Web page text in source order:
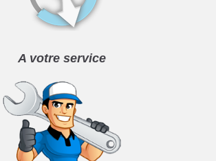
A votre service